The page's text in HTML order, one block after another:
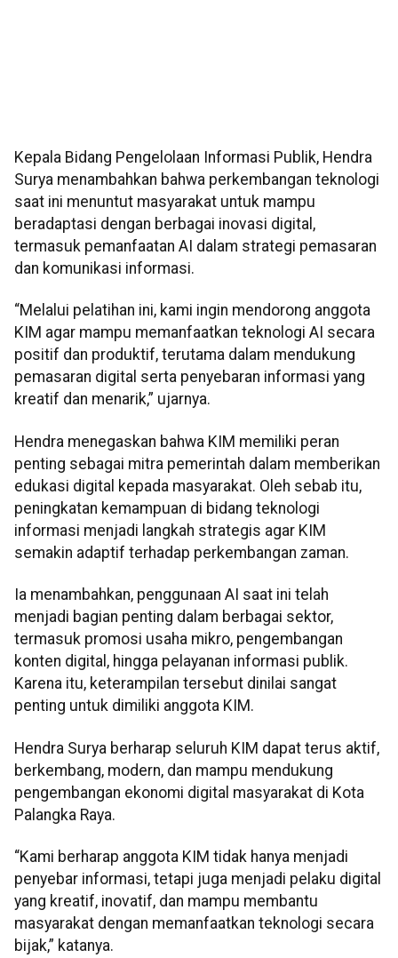
Kepala Bidang Pengelolaan Informasi Publik, Hendra
Surya menambahkan bahwa perkembangan teknologi
saat ini menuntut masyarakat untuk mampu
beradaptasi dengan berbagai inovasi digital,
termasuk pemanfaatan AI dalam strategi pemasaran
dan komunikasi informasi.
“Melalui pelatihan ini, kami ingin mendorong anggota
KIM agar mampu memanfaatkan teknologi AI secara
positif dan produktif, terutama dalam mendukung
pemasaran digital serta penyebaran informasi yang
kreatif dan menarik,” ujarnya.
Hendra menegaskan bahwa KIM memiliki peran
penting sebagai mitra pemerintah dalam memberikan
edukasi digital kepada masyarakat. Oleh sebab itu,
peningkatan kemampuan di bidang teknologi
informasi menjadi langkah strategis agar KIM
semakin adaptif terhadap perkembangan zaman.
Ia menambahkan, penggunaan AI saat ini telah
menjadi bagian penting dalam berbagai sektor,
termasuk promosi usaha mikro, pengembangan
konten digital, hingga pelayanan informasi publik.
Karena itu, keterampilan tersebut dinilai sangat
penting untuk dimiliki anggota KIM.
Hendra Surya berharap seluruh KIM dapat terus aktif,
berkembang, modern, dan mampu mendukung
pengembangan ekonomi digital masyarakat di Kota
Palangka Raya.
“Kami berharap anggota KIM tidak hanya menjadi
penyebar informasi, tetapi juga menjadi pelaku digital
yang kreatif, inovatif, dan mampu membantu
masyarakat dengan memanfaatkan teknologi secara
bijak,” katanya.